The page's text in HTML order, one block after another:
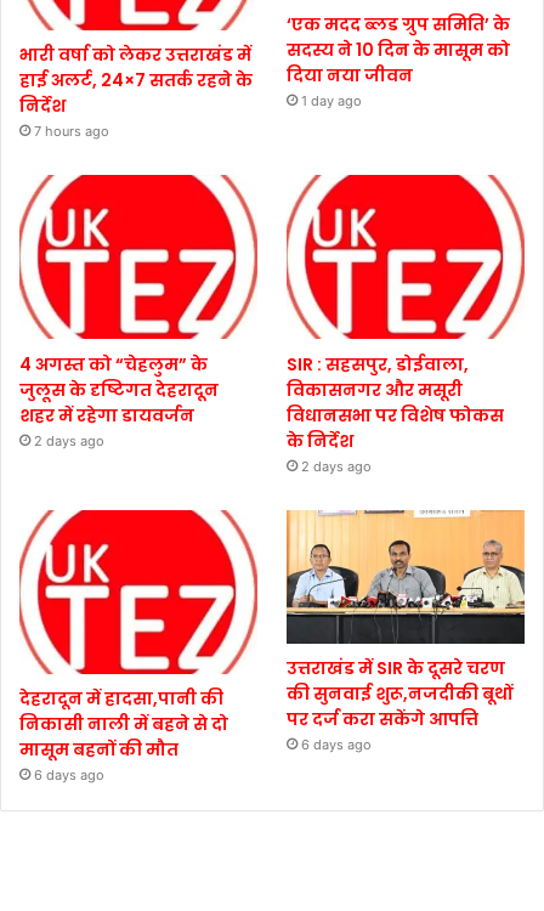
भारी वर्षा को लेकर उत्तराखंड में
हाई अलर्ट, 24×7 सतर्क रहने के
निर्देश
7 hours ago
‘एक मदद ब्लड ग्रुप समिति’ के
सदस्य ने 10 दिन के मासूम को
दिया नया जीवन
1 day ago
4 अगस्त को “चेहलुम” के
जुलूस के दृष्टिगत देहरादून
शहर में रहेगा डायवर्जन
2 days ago
SIR : सहसपुर, डोईवाला,
विकासनगर और मसूरी
विधानसभा पर विशेष फोकस
के निर्देश
2 days ago
देहरादून में हादसा,पानी की
निकासी नाली में बहने से दो
मासूम बहनों की मौत
6 days ago
उत्तराखंड में SIR के दूसरे चरण
की सुनवाई शुरू,नजदीकी बूथों
पर दर्ज करा सकेंगे आपत्ति
6 days ago